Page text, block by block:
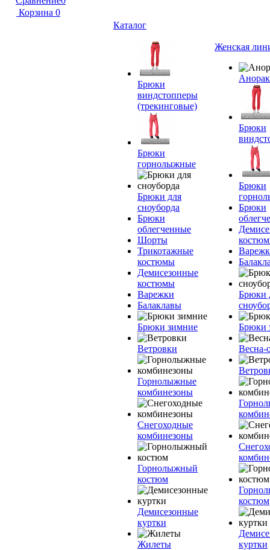
Корзина 0
Каталог
Брюки
виндстопперы
(трекинговые)
Брюки
горнолыжные
Брюки для
сноуборда
Брюки
облегченные
Шорты
Трикотажные
костюмы
Демисезонные
костюмы
Варежки
Балаклавы
Брюки зимние
Ветровки
Горнолыжные
комбинезоны
Снегоходные
комбинезоны
Горнолыжный
костюм
Демисезонные
куртки
Жилеты
Женская
Брюки
Брюки
Брюки
Брюки
Брюки
Весна-
костюм
куртки